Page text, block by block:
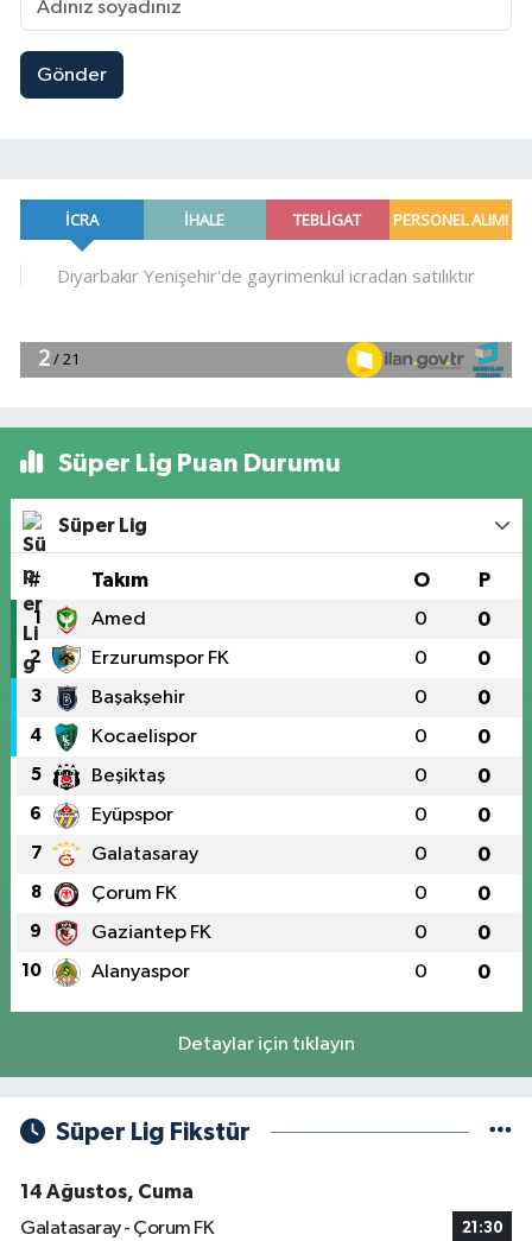
Gönder
Süper Lig Puan Durumu
Süper Lig
# Takım O P
1 Amed 0 0
2 Erzurumspor FK 0 0
3 Başakşehir 0 0
4 Kocaelispor 0 0
5 Beşiktaş 0 0
6 Eyüpspor 0 0
7 Galatasaray 0 0
8 Çorum FK 0 0
9 Gaziantep FK 0 0
10 Alanyaspor 0 0
Detaylar için tıklayın
Süper Lig Fikstür
14 Ağustos, Cuma
Galatasaray - Çorum FK
21:30